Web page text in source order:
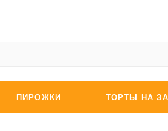
ПИРОЖКИ ТОРТЫ НА